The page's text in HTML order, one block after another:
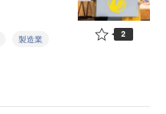
製造業 2